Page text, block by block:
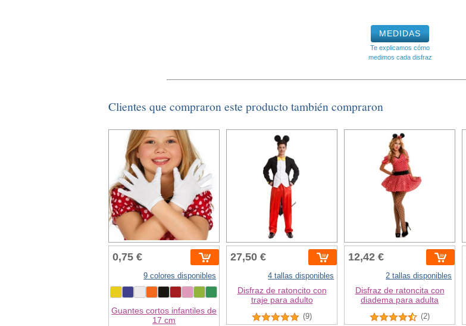
MEDIDAS
Te explicamos cómo
medimos cada disfraz
Clientes que compraron este producto también compraron
0,75 €
9 colores disponibles
Guantes cortos infantiles de
17 cm
27,50 €
4 tallas disponibles
Disfraz de ratoncito con
traje para adulto
(9)
12,42 €
2 tallas disponibles
Disfraz de ratoncita con
diadema para adulta
(2)